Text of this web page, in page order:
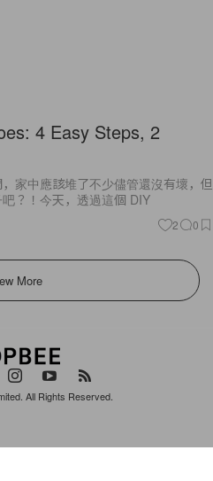
4 Easy Steps, 2
家中應該堆了不少儘管還沒有壞，但
？！今天，透過這個 DIY
2 0
More
. All Rights Reserved.